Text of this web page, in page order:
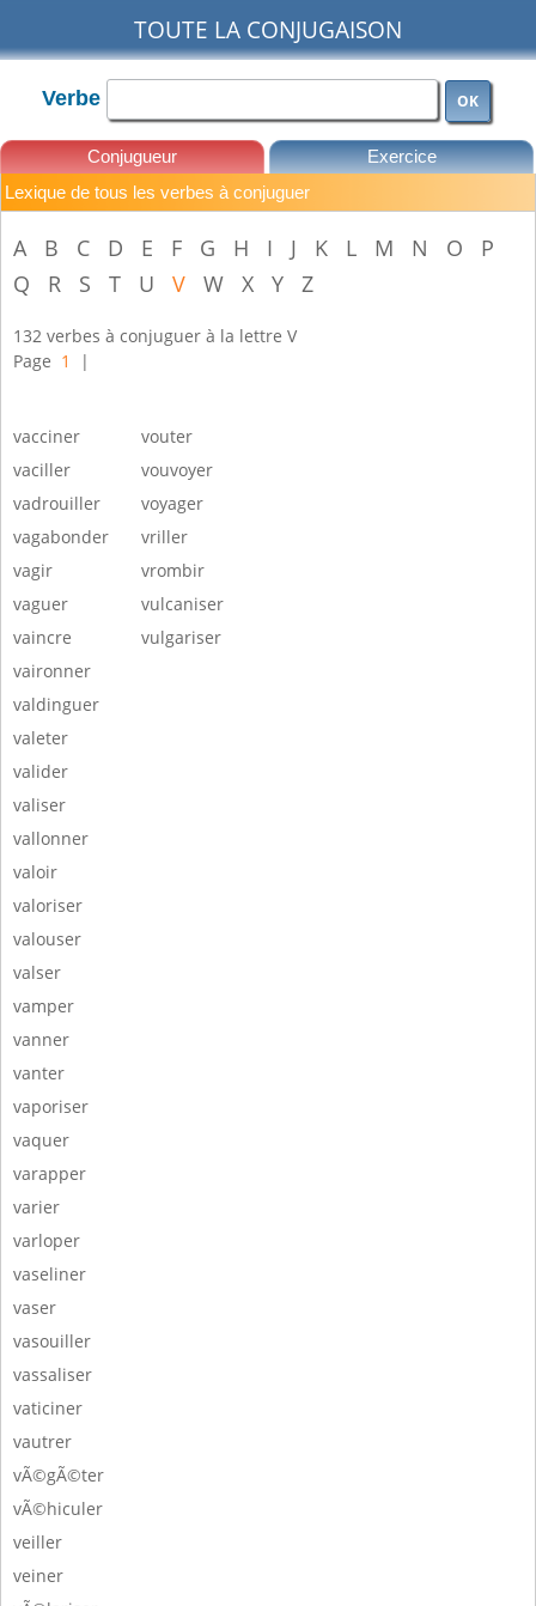
TOUTE LA CONJUGAISON
Verbe OK
Conjugueur Exercice
Lexique de tous les verbes à conjuguer
A B C D E F G H I J K L M N O
P
Q
R S T U V W X Y Z
132 verbes à conjuguer à la lettre V
Page 1 |
vacciner
vaciller
vadrouiller
vagabonder
vagir
vaguer
vaincre
vaironner
valdinguer
valeter
valider
valiser
vallonner
valoir
valoriser
valouser
valser
vamper
vanner
vanter
vaporiser
vaquer
varapper
varier
varloper
vaseliner
vaser
vasouiller
vassaliser
vaticiner
vautrer
vÃ©gÃ©ter
vÃ©hiculer
veiller
veiner
vouter
vouvoyer
voyager
vriller
vrombir
vulcaniser
vulgariser